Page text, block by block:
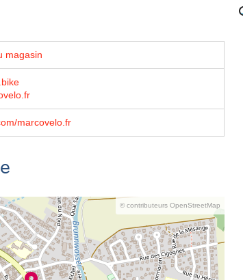
magasin
marcovelo.fr
© contributeurs OpenStreetMap